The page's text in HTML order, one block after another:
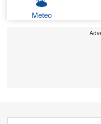
Meteo